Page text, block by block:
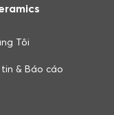
Tôi
& Báo cáo